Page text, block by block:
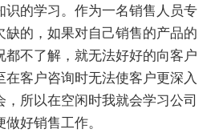
识的学习。作为一名销售人员专
缺的，如果对自己销售的产品的
都不了解，就无法好好的向客户
客户咨询时无法使客户更深入
所以在空闲时我就会学习公司
好销售工作。